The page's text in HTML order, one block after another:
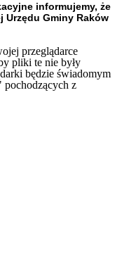
informujemy, że
Gminy Raków
przeglądarce
pliki te nie były
będzie świadomym
z